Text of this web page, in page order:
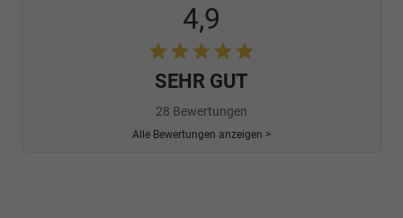
4,9
SEHR GUT
28 Bewertungen
Alle Bewertungen anzeigen >